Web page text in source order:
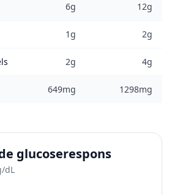
6g 12g
1g 2g
2g 4g
649mg 1298mg
glucoserespons
dL